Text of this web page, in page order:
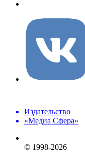
Издательство
«Медиа Сфера»
© 1998-2026